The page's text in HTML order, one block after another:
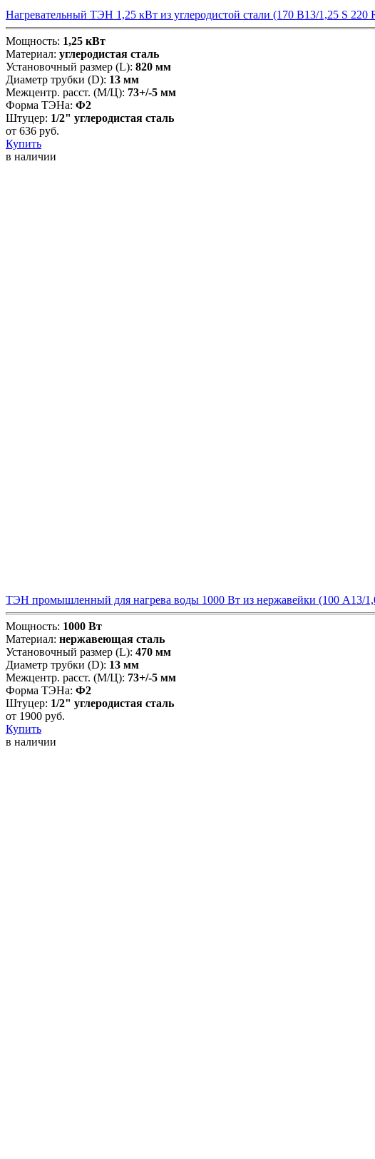
Нагревательный ТЭН 1,25 кВт из углеродистой стали (170 В13/1,25 S
Мощность: 1,25 кВт
Материал: углеродистая сталь
Установочный размер (L): 820 мм
Диаметр трубки (D): 13 мм
Межцентр. расст. (М/Ц): 73+/-5 мм
Форма ТЭНа: Ф2
Штуцер: 1/2" углеродистая сталь
от 636 руб.
Купить
в наличии
ТЭН промышленный для нагрева воды 1000 Вт из нержавейки (100 А13/
Мощность: 1000 Вт
Материал: нержавеющая сталь
Установочный размер (L): 470 мм
Диаметр трубки (D): 13 мм
Межцентр. расст. (М/Ц): 73+/-5 мм
Форма ТЭНа: Ф2
Штуцер: 1/2" углеродистая сталь
от 1900 руб.
Купить
в наличии